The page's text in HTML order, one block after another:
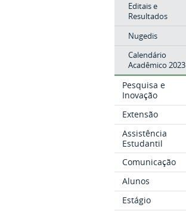
Editais e
Resultados
Nugedis
Calendário
Acadêmico 2023
Pesquisa e
Inovação
Extensão
Assistência
Estudantil
Comunicação
Alunos
Estágio